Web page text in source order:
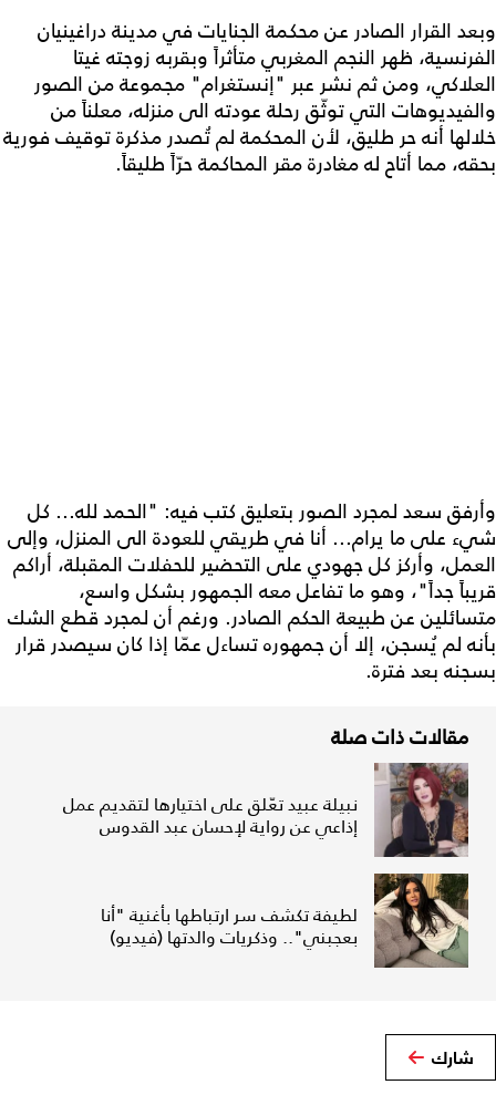
وبعد القرار الصادر عن محكمة الجنايات في مدينة دراغينيان
الفرنسية، ظهر النجم المغربي متأثراً وبقربه زوجته غيتا
العلاكي، ومن ثم نشر عبر "إنستغرام" مجموعة من الصور
والفيديوهات التي توثّق رحلة عودته الى منزله، معلناً من
خلالها أنه حر طليق، لأن المحكمة لم تُصدر مذكرة توقيف فورية
بحقه، مما أتاح له مغادرة مقر المحاكمة حرّاً طليقاً.
وأرفق سعد لمجرد الصور بتعليق كتب فيه: "الحمد لله... كل
شيء على ما يرام... أنا في طريقي للعودة الى المنزل، وإلى
العمل، وأركز كل جهودي على التحضير للحفلات المقبلة، أراكم
قريباً جداً"، وهو ما تفاعل معه الجمهور بشكل واسع،
متسائلين عن طبيعة الحكم الصادر. ورغم أن لمجرد قطع الشك
بأنه لم يُسجن، إلا أن جمهوره تساءل عمّا إذا كان سيصدر قرار
بسجنه بعد فترة.
مقالات ذات صلة
نبيلة عبيد تعّلق على اختيارها لتقديم عمل
إذاعي عن رواية لإحسان عبد القدوس
لطيفة تكشف سر ارتباطها بأغنية "أنا
بعجبني".. وذكريات والدتها (فيديو)
شارك